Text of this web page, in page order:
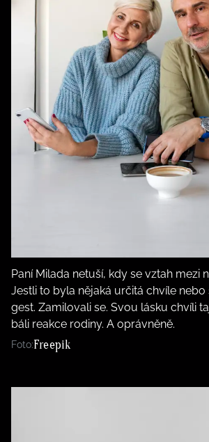
Paní Milada netuší, kdy se vztah mezi
Jestli to byla nějaká určitá chvíle
gest. Zamilovali se. Svou lásku chvíli
báli reakce rodiny. A oprávněně.
Foto:Freepik